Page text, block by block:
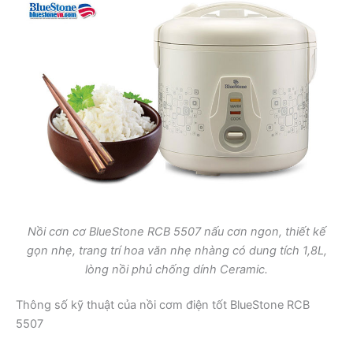
Nồi cơn cơ BlueStone RCB 5507 nấu cơn ngon, thiết kế
gọn nhẹ, trang trí hoa văn nhẹ nhàng có dung tích 1,8L,
lòng nồi phủ chống dính Ceramic.
Thông số kỹ thuật của nồi cơm điện tốt BlueStone RCB
5507